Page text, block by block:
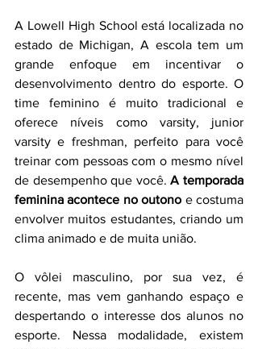
A Lowell High School está localizada no
estado de Michigan, A escola tem um
grande enfoque em incentivar o
desenvolvimento dentro do esporte. O
time feminino é muito tradicional e
oferece níveis como varsity, junior
varsity e freshman, perfeito para você
treinar com pessoas com o mesmo nível
de desempenho que você. A temporada
feminina acontece no outono e costuma
envolver muitos estudantes, criando um
clima animado e de muita união.
O vôlei masculino, por sua vez, é
recente, mas vem ganhando espaço e
despertando o interesse dos alunos no
esporte. Nessa modalidade, existem